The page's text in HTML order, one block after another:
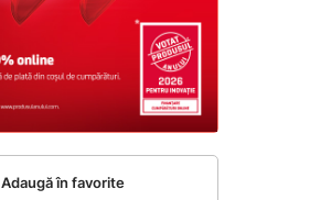
Adaugă în favorite